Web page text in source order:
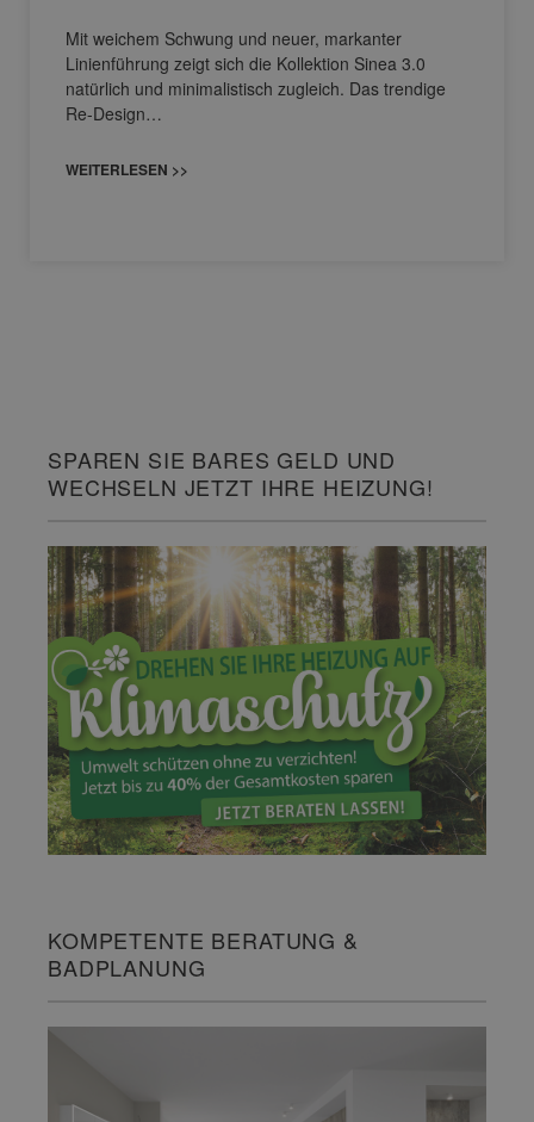
Mit weichem Schwung und neuer, markanter
Linienführung zeigt sich die Kollektion Sinea 3.0
natürlich und minimalistisch zugleich. Das trendige
Re-Design…
WEITERLESEN >>
SPAREN SIE BARES GELD UND
WECHSELN JETZT IHRE HEIZUNG!
KOMPETENTE BERATUNG &
BADPLANUNG